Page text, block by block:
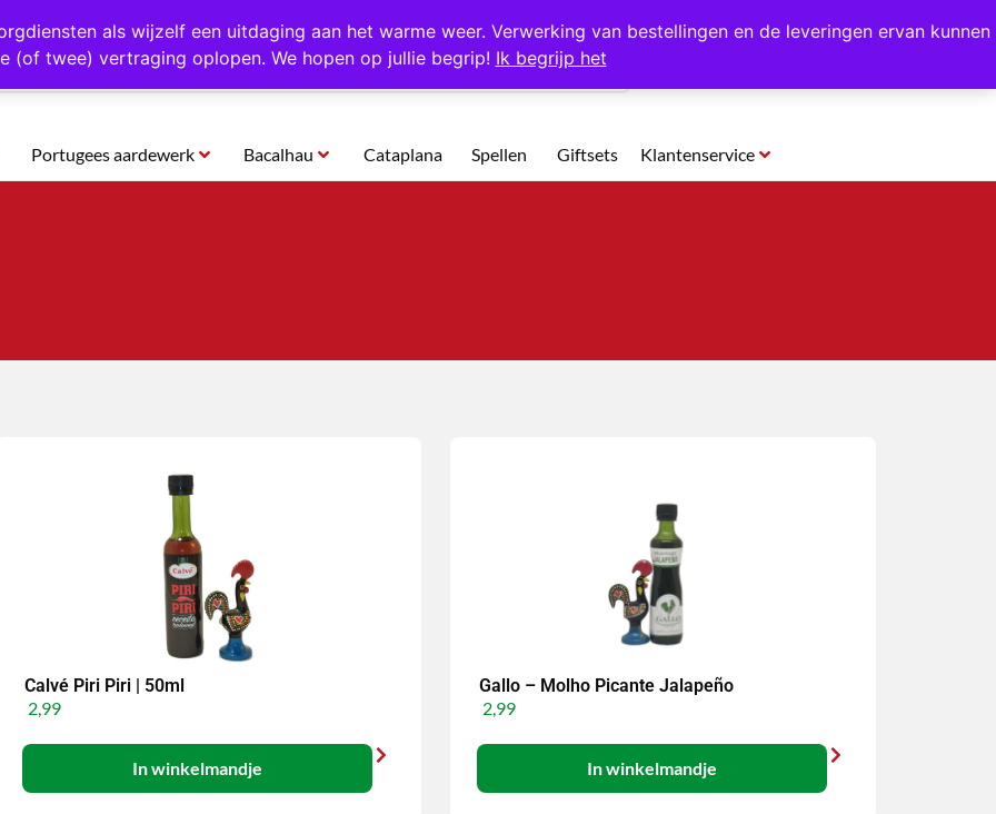
als wijzelf een uitdaging aan het warme weer. Verwerking van bestellingen en de leveringen ervan kunnen
(of twee) vertraging oplopen. We hopen op jullie begrip! Ik begrijp het
Altijd 1000 verschillende producten op voorraad Gratis op te halen in Hansweert
Portugees aardewerk Bacalhau Cataplana Spellen Giftsets Klantenservice
Calvé Piri Piri | 50ml
2,99
In winkelmandje
Gallo – Molho Picante Jalapeño
2,99
In winkelmandje